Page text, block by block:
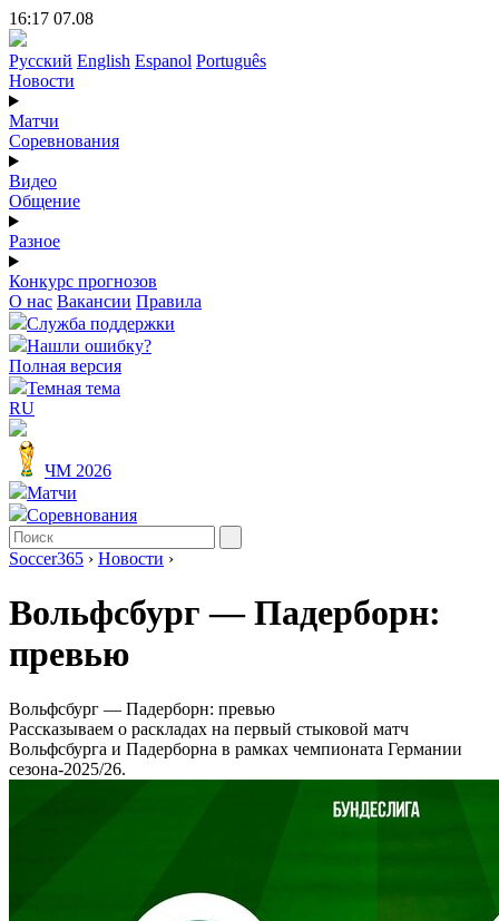
16:17 07.08
Русский English Espanol Português
Новости
Матчи
Соревнования
Видео
Общение
Разное
Конкурс прогнозов
О нас Вакансии Правила
Служба поддержки
Нашли ошибку?
Полная версия
Темная тема
RU
ЧМ 2026
Матчи
Соревнования
Soccer365 › Новости ›
Вольфсбург ― Падерборн:
превью
Вольфсбург ― Падерборн: превью
Рассказываем о раскладах на первый стыковой матч
Вольфсбурга и Падерборна в рамках чемпионата Германии
сезона-2025/26.